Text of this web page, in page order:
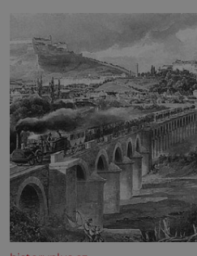
jedné třetiny České republiky
svými plážemi s bílým
divokou krajinou, také
luxusem.Zjistěte,